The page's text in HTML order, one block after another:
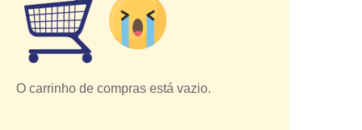
O carrinho de compras está vazio.